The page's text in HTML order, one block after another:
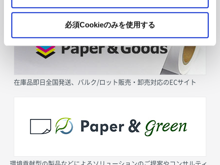
必須Cookieのみを使用する
在庫品即日全国発送、バルク/ロット販売・卸売対応のECサイト